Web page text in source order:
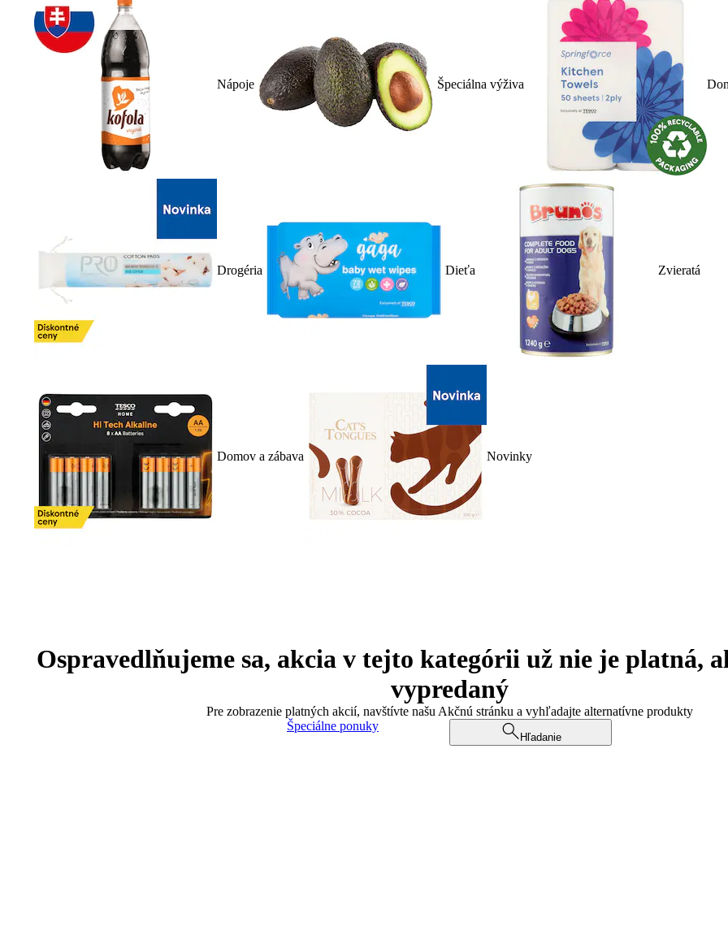
Nápoje Špeciálna výživa
Drogéria Dieťa Zvieratá
Domov a zábava Novinky
Ospravedlňujeme sa, akcia v tejto kategórii už nie je platná,
vypredaný
Pre zobrazenie platných akcií, navštívte našu Akčnú stránku a vyhľadajte alternatívne produkty
Špeciálne ponuky
Hľadanie